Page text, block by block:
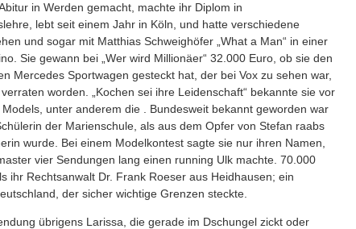
in Werden gemacht, machte ihr Diplom in
lebt seit einem Jahr in Köln, und hatte verschiedene
und sogar mit Matthias Schweighöfer „What a Man“ in einer
Sie gewann bei „Wer wird Millionäer“ 32.000 Euro, ob sie den
Mercedes Sportwagen gesteckt hat, der bei Vox zu sehen war,
worden. „Kochen sei ihre Leidenschaft“ bekannte sie vor
unter anderem die . Bundesweit bekannt geworden war
der Marienschule, als aus dem Opfer von Stefan raabs
wurde. Bei einem Modelkontest sagte sie nur ihren Namen,
vier Sendungen lang einen running Ulk machte. 70.000
ihr Rechtsanwalt Dr. Frank Roeser aus Heidhausen; ein
der sicher wichtige Grenzen steckte.
übrigens Larissa, die gerade im Dschungel zickt oder